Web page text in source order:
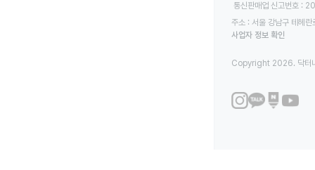
통신판매업 신고번호
주소 : 서울 강남구 테헤
사업자 정보 확인
Copyright 2026. 닥터